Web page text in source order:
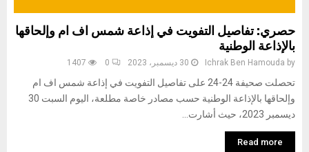
حصري: تفاصيل التفويت في إذاعة شمس اف ام وإلحاقها
بالإذاعة الوطنية
by
Ichrak Ben Hamouda 30 ديسمبر، 2023 0
1407
تحصلت صحيفة 24-24 على تفاصيل التفويت في إذاعة شمس اف ام
وإلحاقها بالإذاعة الوطنية حسب مصادر خاصة مطلعة، اليوم السبت 30
ديسمبر 2023، حيث أشارت...
Read more